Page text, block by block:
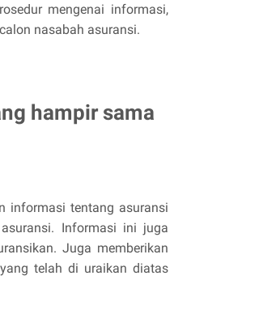
mengenai informasi,
nasabah asuransi.
hampir sama
informasi tentang asuransi
Informasi ini juga
Juga memberikan
telah di uraikan diatas